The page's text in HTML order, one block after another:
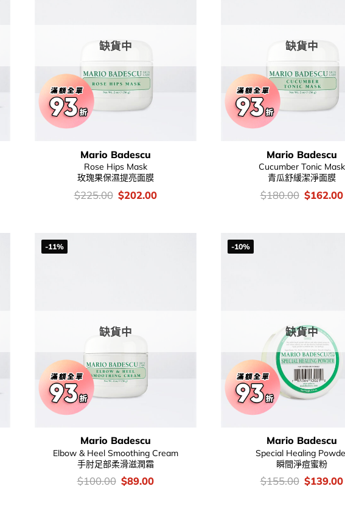
缺貨中
Mario Badescu
Rose Hips Mask
玫瑰果保濕提亮面膜
價
錢：
$225.00 Original
price
$202.00Current
缺貨中
Mario Badescu
Cucumber Tonic Mask
青瓜舒緩潔淨面膜
價
錢：
$180.00 Original
price
$162.00
-11%
缺貨中
Mario Badescu
Elbow & Heel Smoothing Cream
手肘足部柔滑滋潤霜
價
錢：
$100.00 Original
price
$89.00Current
-10%
缺貨中
Mario Badescu
Special Healing
瞬間淨痘蜜粉
價
錢：
$155.00 Original
price
$139.00